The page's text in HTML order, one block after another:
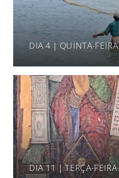
DIA 4 | QUINTA-FEIRA
DIA 11 | TERÇA-FEIRA